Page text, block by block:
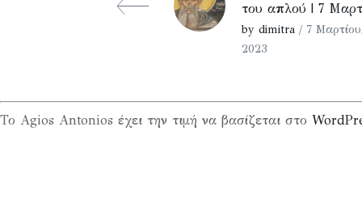
του απλού | 7
by dimitra / 7
2023
Το Agios Antonios έχει την τιμή να βασίζεται στο